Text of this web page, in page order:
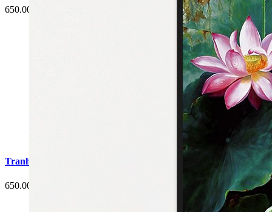
650.000 đ
Tranh Cá Chép Hoa Sen Phòng Ăn G5
650.000 đ